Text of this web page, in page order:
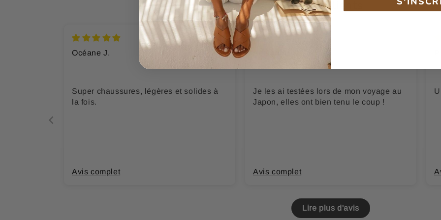
Avis Clients
Océane J.
Super chaussures, légères et solides à
la fois.
Avis complet
Je les ai testées lors de mon voyage au
Japon, elles ont bien tenu le coup !
Avis complet
Lire plus d'avis